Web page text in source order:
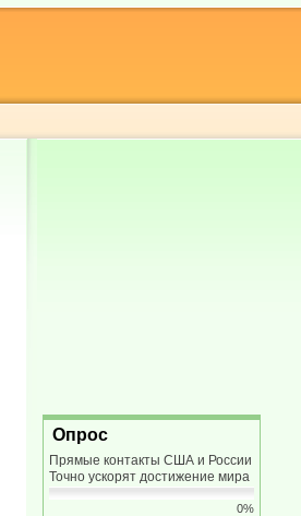
Опрос
Прямые контакты США и России
Точно ускорят достижение мира
0%